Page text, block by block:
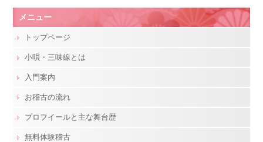
メニュー
トップページ
小唄・三味線とは
入門案内
お稽古の流れ
プロフイールと主な舞台歴
無料体験稽古